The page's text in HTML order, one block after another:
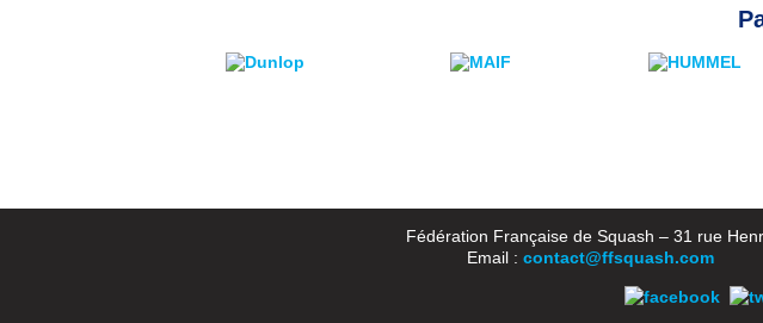
Fédération Française de Squash – 31 rue
Email : contact@ffsquash.comTél.: